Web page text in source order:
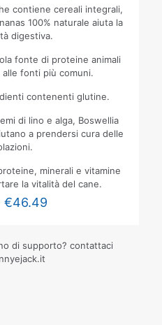
contiene cereali integrali,
100% naturale aiuta la
digestiva.
fonte di proteine animali
alle fonti più comuni.
contenenti glutine.
di lino e alga, Boswellia
a prendersi cura delle
minerali e vitamine
la vitalità del cane.
€46.49
di supporto? contattaci